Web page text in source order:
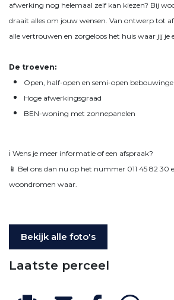
afwerking nog helemaal zelf kan kiezen? Bij
draait alles om jouw wensen. Van ontwerp tot
alle vertrouwen en zorgeloos het huis waar jij je
De troeven:
Open, half-open en semi-open
Hoge afwerkingsgraad
BEN-woning met zonnepanelen
ℹ️ Wens je meer informatie of een afspraak?
📱 Bel ons dan nu op het nummer 011 45 82
woondromen waar.
Laatste perceel
Bekijk alle foto's